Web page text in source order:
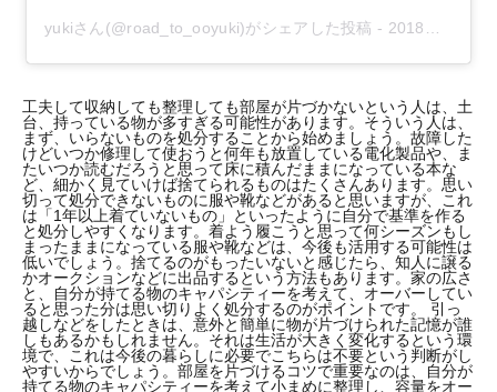
yukiさん(@road_to_ooyuki)がシェアした投稿 - 2018年 7月月12日午後3時04分PDT
工夫して収納しても整理しても部屋が片づかないという人は、土
台、持っている物が多すぎる可能性があります。そういう人は、
まず、いらないものを処分することから始めましょう。故障した
けどいつか修理して使おうと何年も放置している電化製品や、ま
たいつか読むだろうと思って床に積んだままになっている本な
ど、細かく見ていけば捨てられるものはたくさんあります。思い
切って処分できないものに服や靴などがあると思いますが、これ
は「1年以上着ていないもの」といったように自分で基準を作る
と処分しやすくなります。着よう履こうと思って何シーズンもし
まったままになっている服や靴などは、今後も活用する可能性は
低いでしょう。捨てるのがもったいないと感じたら、知人に譲る
かオークションなどに出品するという方法もあります。家の広さ
と、自分が持てる物のキャパシティーを考えて、オーバーしてい
ると思った分は思い切りよく処分するのがポイントです。 引っ
越しなどをしたときは、意外と簡単に物が片づけられた記憶が誰
しもあるかもしれません。それは生活が大きく変化するという環
境で、これは今後の暮らしに必要でこちらは不要という判断がし
やすいからでしょう。部屋を片づけるコツで重要なのは、自分が
持てる物のキャパシティーを考えて小まめに整理し、容量をオー